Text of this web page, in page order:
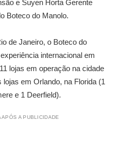
e Suyen Horta Gerente
Boteco do Manolo.
de Janeiro, o Boteco do
internacional em
lojas em operação na cidade
lojas em Orlando, na Florida (1
e 1 Deerfield).
APÓS A PUBLICIDADE